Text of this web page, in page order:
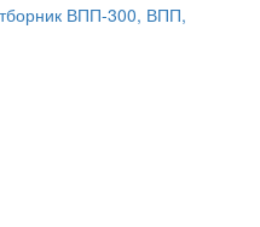
ВПП-300, ВПП,